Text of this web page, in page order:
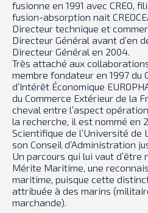
fusionne en 1991 avec CREO,
fusion-absorption nait
Directeur technique et
Directeur Général avant d’en
Directeur Général en 2004.
Très attaché aux
membre fondateur en 1997 du
d’Intérêt Économique
du Commerce Extérieur de la
cheval entre l’aspect
la recherche, il est nommé en
Scientifique de l’Université de
son Conseil d’Administration
Un parcours qui lui vaut d’être
Mérite Maritime, une
maritime, puisque cette
attribuée à des marins
marchande).